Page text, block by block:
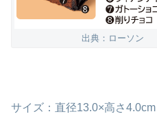
出典：ローソン
サイズ：直径13.0×高さ4.0cm